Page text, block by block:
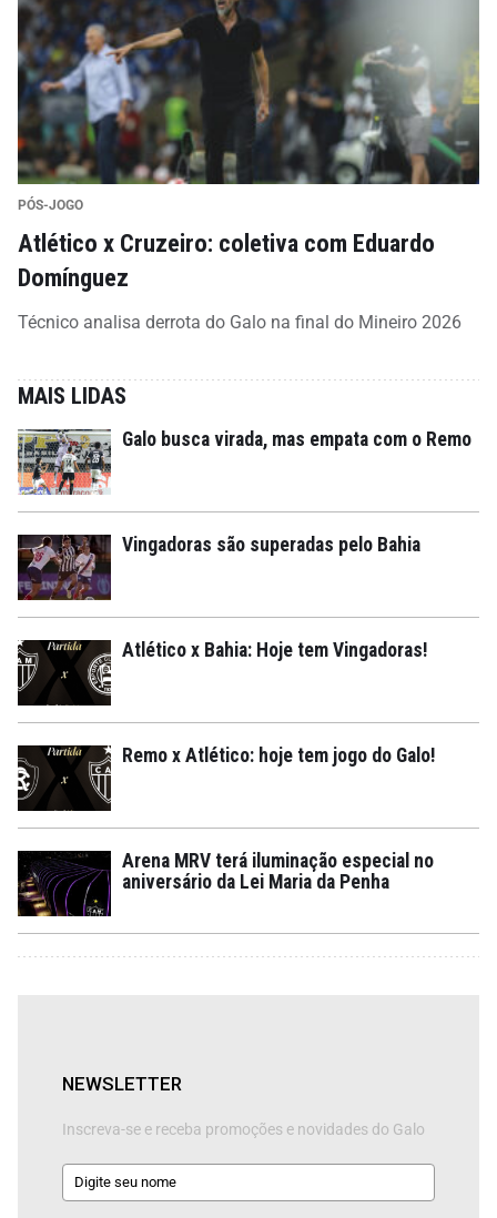
PÓS-JOGO
Atlético x Cruzeiro: coletiva com Eduardo
Domínguez
Técnico analisa derrota do Galo na final do Mineiro 2026
MAIS LIDAS
Galo busca virada, mas empata com o Remo
Vingadoras são superadas pelo Bahia
Atlético x Bahia: Hoje tem Vingadoras!
Remo x Atlético: hoje tem jogo do Galo!
Arena MRV terá iluminação especial no
aniversário da Lei Maria da Penha
NEWSLETTER
Inscreva-se e receba promoções e novidades do Galo